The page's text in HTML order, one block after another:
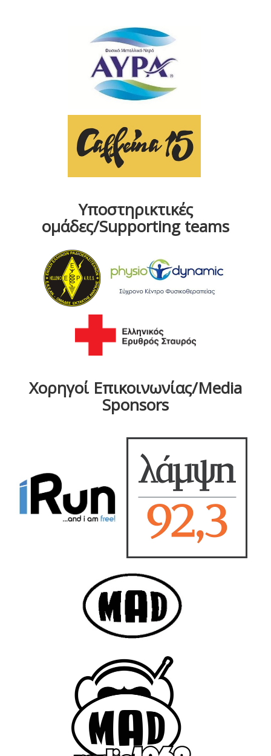
Υποστηρικτικές
ομάδες/Supporting teams
Χορηγοί Επικοινωνίας/Media
Sponsors